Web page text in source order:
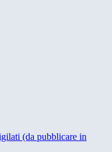
(da pubblicare in